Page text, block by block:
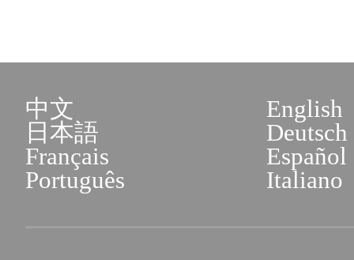
中文
English
日本語
Deutsch
Français
Español
Português
Italiano